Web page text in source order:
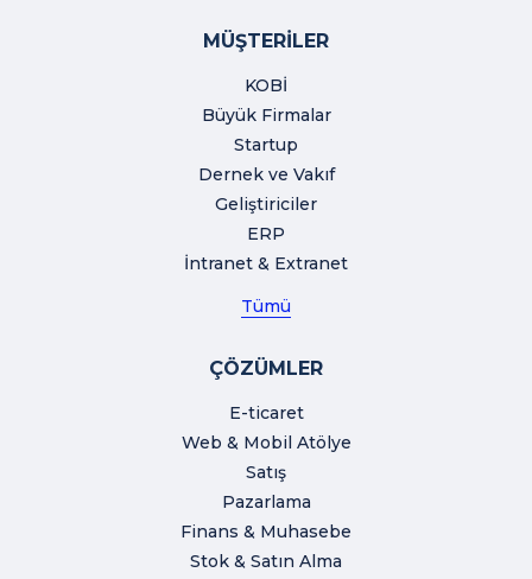
MÜŞTERİLER
KOBİ
Büyük Firmalar
Startup
Dernek ve Vakıf
Geliştiriciler
ERP
İntranet & Extranet
Tümü
ÇÖZÜMLER
E-ticaret
Web & Mobil Atölye
Satış
Pazarlama
Finans & Muhasebe
Stok & Satın Alma